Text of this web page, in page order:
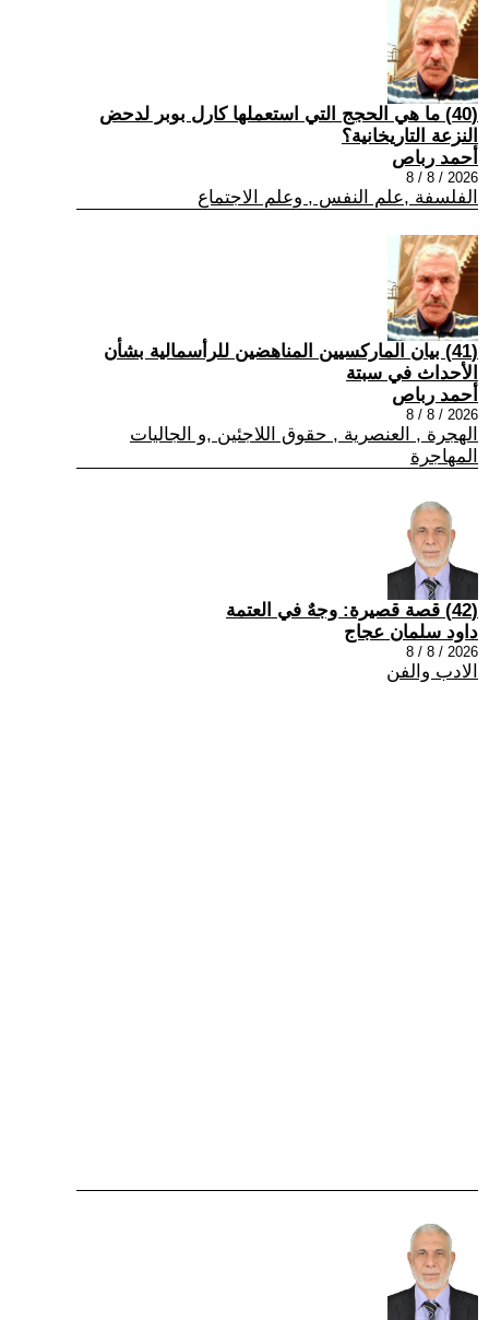
(40) ما هي الحجج التي استعملها كارل بوبر لدحض
النزعة التاريخانية؟
أحمد رباص
2026 / 8 / 8
الفلسفة ,علم النفس , وعلم الاجتماع
(41) بيان الماركسيين المناهضين للرأسمالية بشأن
الأحداث في سبتة
أحمد رباص
2026 / 8 / 8
الهجرة , العنصرية , حقوق اللاجئين ,و الجاليات
المهاجرة
(42) قصة قصيرة: وجهٌ في العتمة
داود سلمان عجاج
2026 / 8 / 8
الادب والفن